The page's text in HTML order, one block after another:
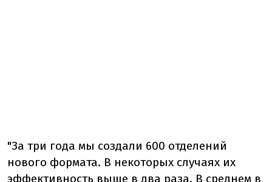
"За три года мы создали 600 отделений
нового формата. В некоторых случаях их
эффективность выше в два раза. В среднем в